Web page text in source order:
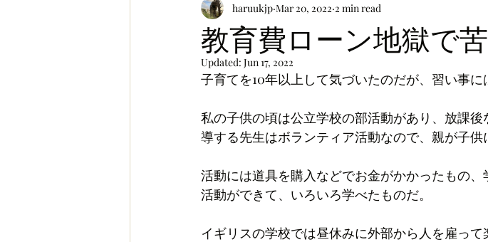
世界情勢 イギリス生活 健康
スポーツ ヨーロッパ
教育費ローン地獄で
haruukjp Mar 20, 2022 2 min read
Updated: Jun 17, 2022
子育てを10年以上して気づいたのだが、習い事に
私の子供の頃は公立学校の部活動があり、放課
導する先生はボランティア活動なので、親が子供
活動には道具を購入などでお金がかかったもの
活動ができて、いろいろ学べたものだ。
イギリスの学校では昼休みに外部から人を雇っ